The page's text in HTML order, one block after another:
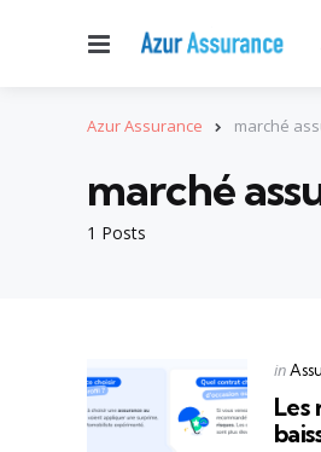
Menu
Azur Assurance marché
1 Posts
marché
in
Les